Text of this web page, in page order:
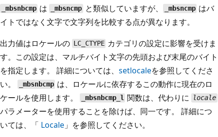
_mbsnbcmp は _mbsncmp と類似していますが、 _mbsncmp はバ
イトではなく文字で文字列を比較する点が異なります。
出力値はロケールの LC_CTYPE カテゴリの設定に影響を受けま
す。この設定は、マルチバイト文字の先頭および末尾のバイト
を指定します。 詳細については、 setlocaleを参照してくださ
い。
_mbsnbcmp は、ロケールに依存するこの動作に現在のロ
ケールを使用します。
_mbsnbcmp_l 関数は、代わりに locale
パラメーターを使用することを除けば、同一です。 詳細につ
いては、「 Locale 」を参照してください。